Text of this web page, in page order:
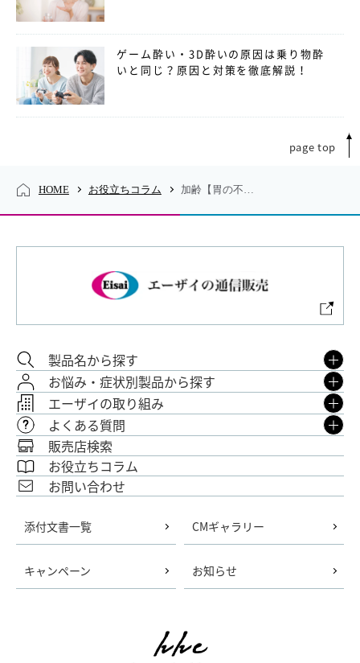
ゲーム酔い・3D酔いの原因は乗り物酔
いと同じ？原因と対策を徹底解説！
page top
HOME お役立ちコラム
製品名から探す
お悩み・症状別製品から探す
エーザイの取り組み
よくある質問
販売店検索
お役立ちコラム
お問い合わせ
添付文書一覧 CMギャラリー
キャンペーン お知らせ